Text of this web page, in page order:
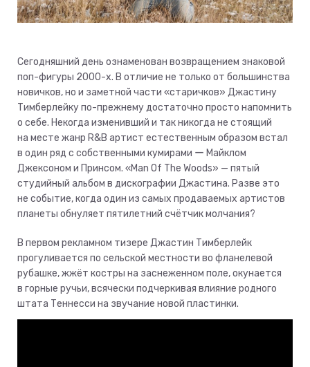
Сегодняшний день ознаменован возвращением знаковой
поп-фигуры 2000-х. В отличие не только от большинства
новичков, но и заметной части «старичков» Джастину
Тимберлейку по-прежнему достаточно просто напомнить
о себе. Некогда изменивший и так никогда не стоящий
на месте жанр R&B артист естественным образом встал
в один ряд с собственными кумирами ー Майклом
Джексоном и Принсом. «Man Of The Woods» — пятый
студийный альбом в дискографии Джастина. Разве это
не событие, когда один из самых продаваемых артистов
планеты обнуляет пятилетний счётчик молчания?
В первом рекламном тизере Джастин Тимберлейк
прогуливается по сельской местности во фланелевой
рубашке, жжёт костры на заснеженном поле, окунается
в горные ручьи, всячески подчеркивая влияние родного
штата Теннесси на звучание новой пластинки.